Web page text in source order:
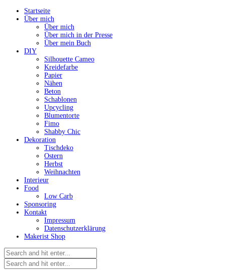
Startseite
Über mich
Über mich
Über mich in der Presse
Über mein Buch
DIY
Silhouette Cameo
Kreidefarbe
Papier
Nähen
Beton
Schablonen
Upcycling
Blumentorte
Fimo
Shabby Chic
Dekoration
Tischdeko
Ostern
Herbst
Weihnachten
Interieur
Food
Low Carb
Sponsoring
Kontakt
Impressum
Datenschutzerklärung
Makerist Shop